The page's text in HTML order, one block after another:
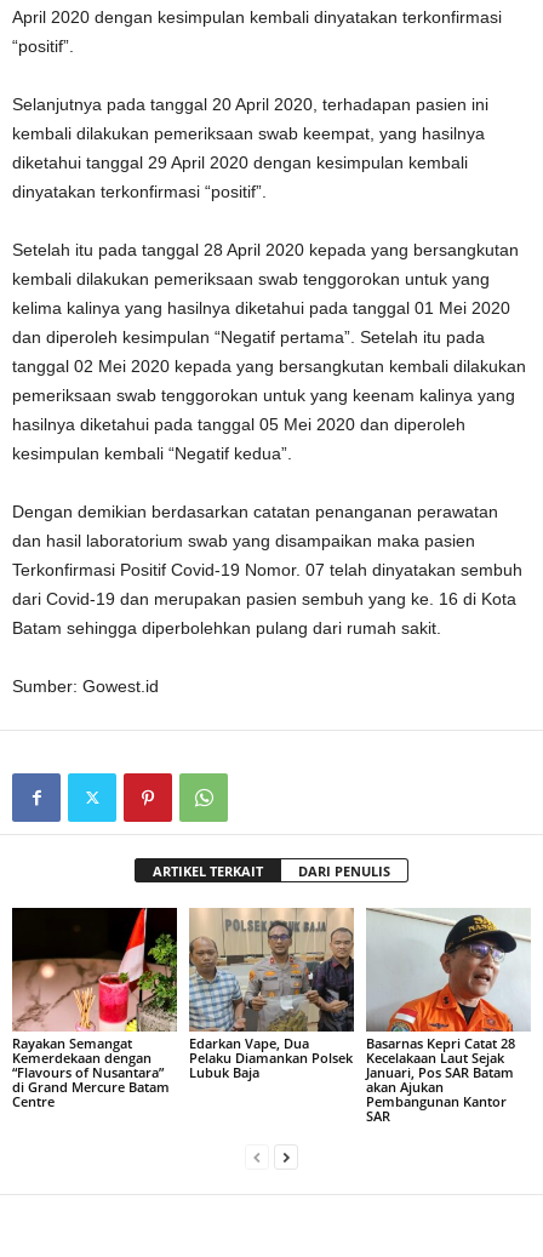
April 2020 dengan kesimpulan kembali dinyatakan terkonfirmasi
“positif”.
Selanjutnya pada tanggal 20 April 2020, terhadapan pasien ini
kembali dilakukan pemeriksaan swab keempat, yang hasilnya
diketahui tanggal 29 April 2020 dengan kesimpulan kembali
dinyatakan terkonfirmasi “positif”.
Setelah itu pada tanggal 28 April 2020 kepada yang bersangkutan
kembali dilakukan pemeriksaan swab tenggorokan untuk yang
kelima kalinya yang hasilnya diketahui pada tanggal 01 Mei 2020
dan diperoleh kesimpulan “Negatif pertama”. Setelah itu pada
tanggal 02 Mei 2020 kepada yang bersangkutan kembali dilakukan
pemeriksaan swab tenggorokan untuk yang keenam kalinya yang
hasilnya diketahui pada tanggal 05 Mei 2020 dan diperoleh
kesimpulan kembali “Negatif kedua”.
Dengan demikian berdasarkan catatan penanganan perawatan
dan hasil laboratorium swab yang disampaikan maka pasien
Terkonfirmasi Positif Covid-19 Nomor. 07 telah dinyatakan sembuh
dari Covid-19 dan merupakan pasien sembuh yang ke. 16 di Kota
Batam sehingga diperbolehkan pulang dari rumah sakit.
Sumber: Gowest.id
ARTIKEL TERKAIT DARI PENULIS
Rayakan Semangat
Kemerdekaan dengan
“Flavours of Nusantara”
di Grand Mercure Batam
Centre
Edarkan Vape, Dua
Pelaku Diamankan Polsek
Lubuk Baja
Basarnas Kepri Catat 28
Kecelakaan Laut Sejak
Januari, Pos SAR Batam
akan Ajukan
Pembangunan Kantor
SAR